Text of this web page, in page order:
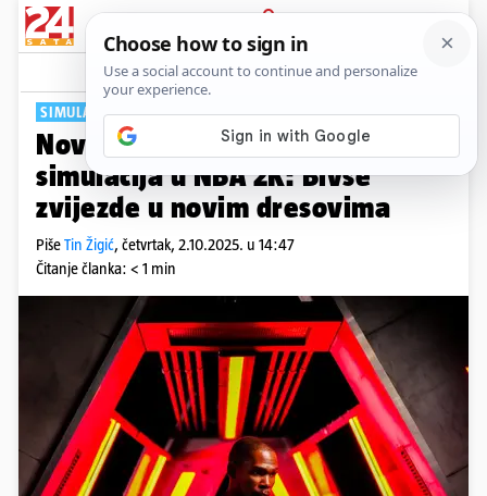
PRIJAVA
Tech Komentari
SIMULACIJA ILI STVARNOST?
Nova NBA sezona izgleda kao
simulacija u NBA 2K: Bivše
zvijezde u novim dresovima
PišeTin Žigić, četvrtak, 2.10.2025. u 14:47
Čitanje članka: < 1 min